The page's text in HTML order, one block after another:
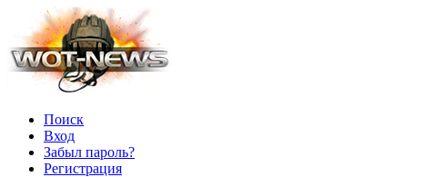
Поиск
Вход
Забыл пароль?
Регистрация